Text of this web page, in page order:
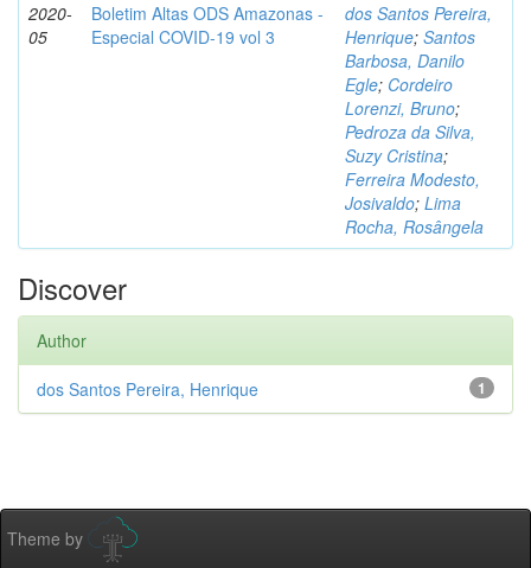
2020-
05
Boletim Altas ODS Amazonas -
Especial COVID-19 vol 3
dos Santos Pereira,
Henrique; Santos
Barbosa, Danilo
Egle; Cordeiro
Lorenzi, Bruno;
Pedroza da Silva,
Suzy Cristina;
Ferreira Modesto,
Josivaldo; Lima
Rocha, Rosângela
Discover
Author
1
dos Santos Pereira, Henrique
Theme by